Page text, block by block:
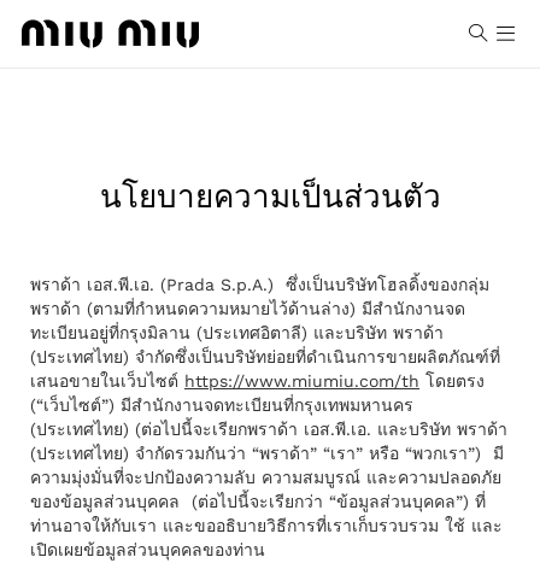
รายการที่ชอบ
นโยบายความเป็นส่วนตัว
พราด้า เอส.พี.เอ. (Prada S.p.A.) ซึ่งเป็นบริษัทโฮลดิ้งของกลุ่ม
พราด้า (ตามที่กำหนดความหมายไว้ด้านล่าง) มีสํานักงานจด
ทะเบียนอยู่ที่กรุงมิลาน (ประเทศอิตาลี) และบริษัท พราด้า
(ประเทศไทย) จำกัดซึ่งเป็นบริษัทย่อยที่ดําเนินการขายผลิตภัณฑ์ที่
เสนอขายในเว็บไซต์ https://www.miumiu.com/th โดยตรง
(“เว็บไซต์”) มีสํานักงานจดทะเบียนที่กรุงเทพมหานคร
(ประเทศไทย) (ต่อไปนี้จะเรียกพราด้า เอส.พี.เอ. และบริษัท พราด้า
(ประเทศไทย) จำกัดรวมกันว่า “พราด้า” “เรา” หรือ “พวกเรา”) มี
ความมุ่งมั่นที่จะปกป้องความลับ ความสมบูรณ์ และความปลอดภัย
ของข้อมูลส่วนบุคคล (ต่อไปนี้จะเรียกว่า “ข้อมูลส่วนบุคคล”) ที่
ท่านอาจให้กับเรา และขออธิบายวิธีการที่เราเก็บรวบรวม ใช้ และ
เปิดเผยข้อมูลส่วนบุคคลของท่าน